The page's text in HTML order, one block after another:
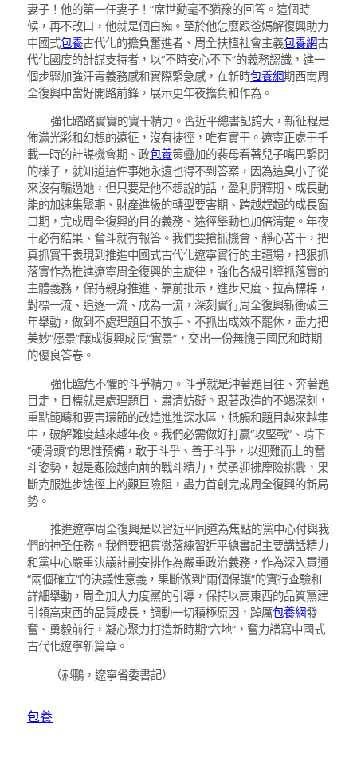
妻子！他的第一任妻子！”席世勳毫不猶豫的回答。這個時
候，再不改口，他就是個白痴。至於他怎麼跟爸媽解復興助力
中國式包養古代化的擔負奮進者、周全扶植社會主義包養網古
代化國度的計謀支持者，以“不時安心不下”的義務認識，進一
個步驟加強汗青義務感和實際緊急感，在新時包養網期西南周
全復興中當好開路前鋒，展示更年夜擔負和作為。
強化踏踏實實的實干精力。習近平總書記誇大，新征程是
佈滿光彩和幻想的遠征，沒有捷徑，唯有實干。遼寧正處于千
載一時的計謀機會期、政包養策疊加的裴母看著兒子嘴巴緊閉
的樣子，就知道這件事她永遠也得不到答案，因為這臭小子從
來沒有騙過她，但只要是他不想說的話，盈利開釋期、成長動
能的加速集聚期、財產進級的轉型要害期、跨越趕超的成長窗
口期，完成周全復興的目的義務、途徑舉動也加倍清楚。年夜
干必有結果、奮斗就有報答。我們要搶抓機會、靜心苦干，把
真抓實干表現到推進中國式古代化遼寧實行的主疆場，把狠抓
落實作為推進遼寧周全復興的主旋律，強化各級引導抓落實的
主體義務，保持親身推進、靠前批示，進步尺度、拉高標桿，
對標一流、追逐一流、成為一流，深刻實行周全復興新衝破三
年舉動，做到不處理題目不放手、不抓出成效不罷休，盡力把
美妙“愿景”釀成復興成長“實景”，交出一份無愧于國民和時期
的優良答卷。
強化臨危不懼的斗爭精力。斗爭就是沖著題目往、奔著題
目走，目標就是處理題目、肅清妨礙。跟著改造的不竭深刻，
重點範疇和要害環節的改造進進深水區，牴觸和題目越來越集
中，破解難度越來越年夜。我們必需做好打贏“攻堅戰”、啃下
“硬骨頭”的思惟預備，敢于斗爭、善于斗爭，以迎難而上的奮
斗姿勢，越是艱險越向前的戰斗精力，英勇迎拂塵險挑釁，果
斷克服進步途徑上的艱巨險阻，盡力首創完成周全復興的新局
勢。
推進遼寧周全復興是以習近平同道為焦點的黨中心付與我
們的神圣任務。我們要把貫徹落練習近平總書記主要講話精力
和黨中心嚴重決議計劃安排作為嚴重政治義務，作為深入貫通
“兩個確立”的決議性意義，果斷做到“兩個保護”的實行查驗和
詳細舉動，周全加大力度黨的引導，保持以高東西的品質黨建
引領高東西的品質成長，調動一切積極原因，踔厲包養網發
奮、勇毅前行，凝心聚力打造新時期“六地”，奮力譜寫中國式
古代化遼寧新篇章。
（郝鵬， 遼寧省委書記）
包養